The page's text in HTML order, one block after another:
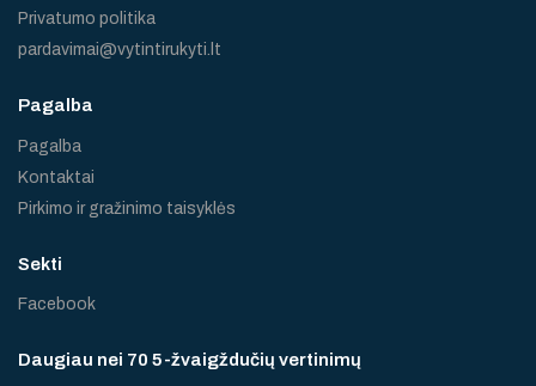
Privatumo politika
pardavimai@vytintirukyti.lt
Pagalba
Pagalba
Kontaktai
Pirkimo ir gražinimo taisyklės
Sekti
Facebook
Daugiau nei 70 5-žvaigždučių vertinimų